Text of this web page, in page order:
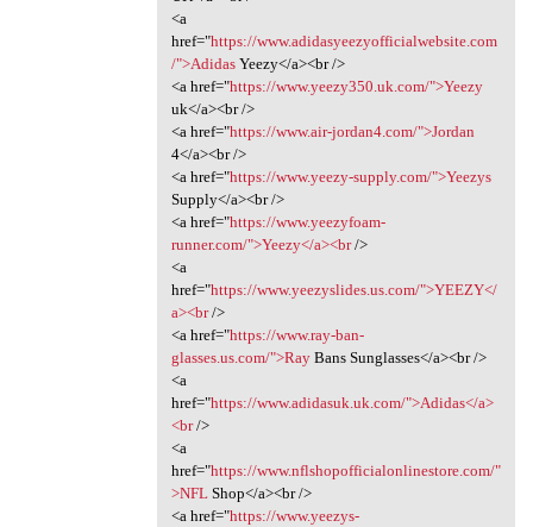
<a
href="https://www.adidasyeezyofficialwebsite.com
/">AdidasYeezy</a><br />
<a href="https://www.yeezy350.uk.com/">Yeezy
uk</a><br />
<a href="https://www.air-jordan4.com/">Jordan
4</a><br />
<a href="https://www.yeezy-supply.com/">Yeezys
Supply</a><br />
<a href="https://www.yeezyfoam-
runner.com/">Yeezy</a><br/>
<a
href="https://www.yeezyslides.us.com/">YEEZY</
a><br/>
<a href="https://www.ray-ban-
glasses.us.com/">RayBans Sunglasses</a><br />
<a
href="https://www.adidasuk.uk.com/">Adidas</a>
<br/>
<a
href="https://www.nflshopofficialonlinestore.com/"
>NFLShop</a><br />
<a href="https://www.yeezys-